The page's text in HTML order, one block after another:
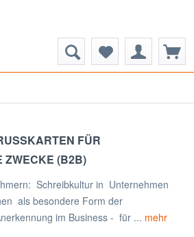
FÜR
ZWECKE (B2B)
Schreibkultur in Unternehmen
als besondere Form der
im Business - für ... mehr